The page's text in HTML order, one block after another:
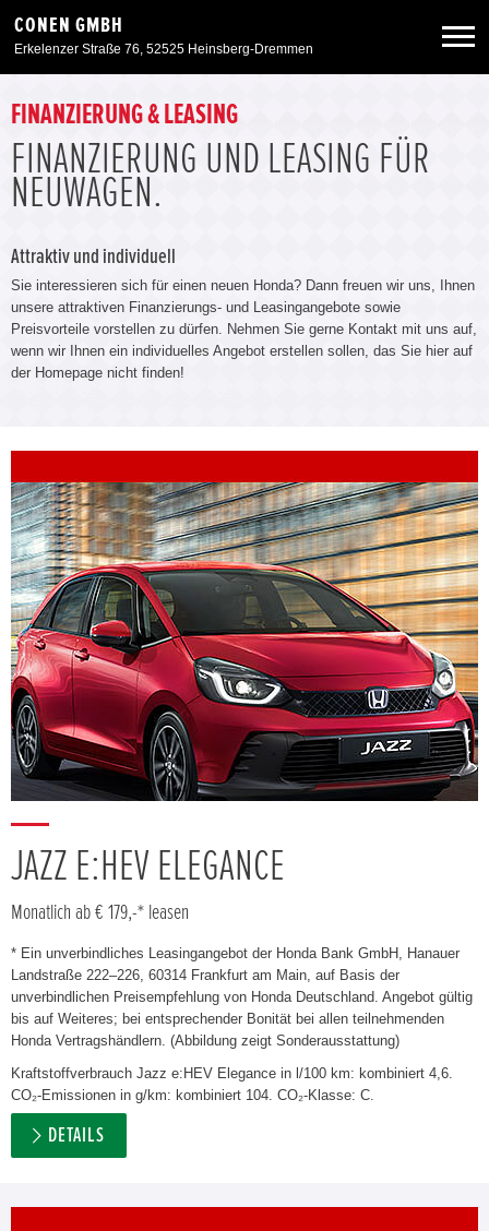
CONEN GMBH
Erkelenzer Straße 76, 52525 Heinsberg-Dremmen
Neuwagen
Gebrauchtwagen
Service & Zubehör
Unser Autohaus
FINANZIERUNG & LEASING
FINANZIERUNG UND LEASING FÜR
NEUWAGEN.
Attraktiv und individuell
Sie interessieren sich für einen neuen Honda? Dann freuen wir uns, Ihnen
unsere attraktiven Finanzierungs- und Leasingangebote sowie
Preisvorteile vorstellen zu dürfen. Nehmen Sie gerne Kontakt mit uns auf,
wenn wir Ihnen ein individuelles Angebot erstellen sollen, das Sie hier auf
der Homepage nicht finden!
JAZZ E:HEV ELEGANCE
Monatlich ab € 179,-* leasen
* Ein unverbindliches Leasingangebot der Honda Bank GmbH, Hanauer
Landstraße 222–226, 60314 Frankfurt am Main, auf Basis der
unverbindlichen Preisempfehlung von Honda Deutschland. Angebot gültig
bis auf Weiteres; bei entsprechender Bonität bei allen teilnehmenden
Honda Vertragshändlern. (Abbildung zeigt Sonderausstattung)
Kraftstoffverbrauch Jazz e:HEV Elegance in l/100 km: kombiniert 4,6.
CO₂-Emissionen in g/km: kombiniert 104. CO₂-Klasse: C.
DETAILS